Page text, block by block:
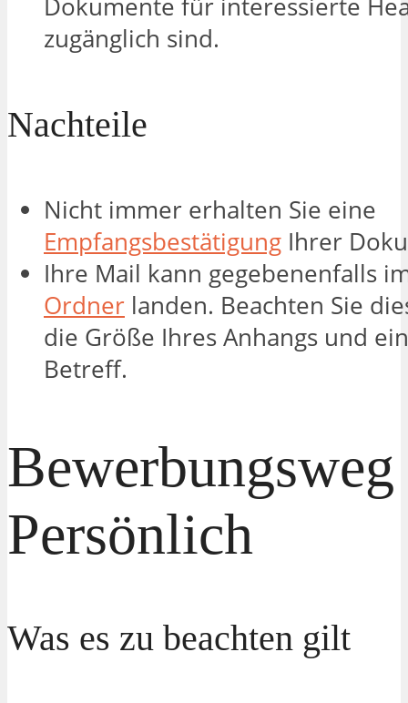
Dokumente für interessierte
zugänglich sind.
Nachteile
Nicht immer erhalten Sie eine
Empfangsbestätigung Ihrer
Ihre Mail kann gegebenenfalls
Ordner landen. Beachten Sie
die Größe Ihres Anhangs und
Betreff.
Bewerbungsweg
Persönlich
Was es zu beachten gilt